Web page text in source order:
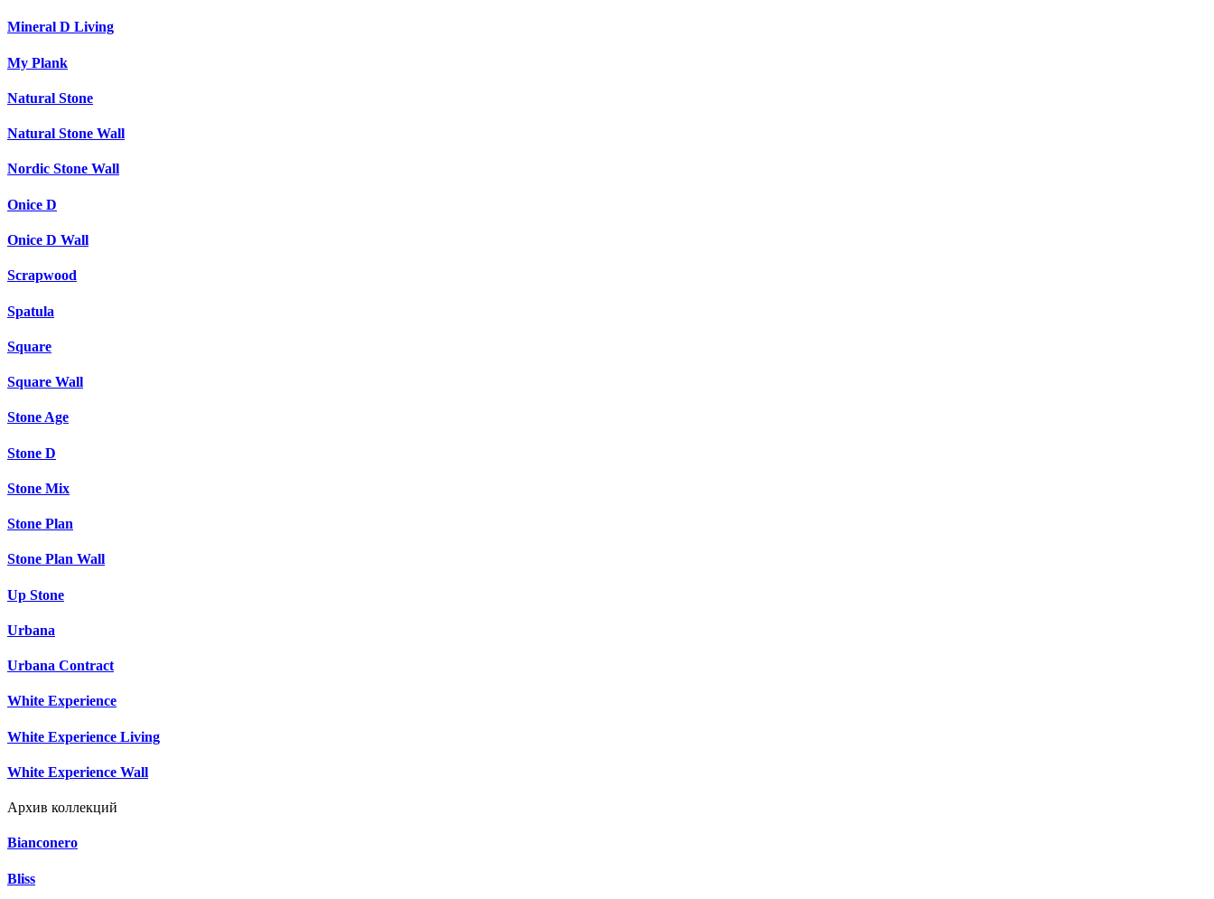
Mineral D Living
My Plank
Natural Stone
Natural Stone Wall
Nordic Stone Wall
Onice D
Onice D Wall
Scrapwood
Spatula
Square
Square Wall
Stone Age
Stone D
Stone Mix
Stone Plan
Stone Plan Wall
Up Stone
Urbana
Urbana Contract
White Experience
White Experience Living
White Experience Wall
Архив коллекций
Bianconero
Bliss